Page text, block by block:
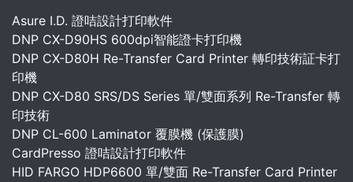
Asure I.D. 證咭設計打印軟件
DNP CX-D90HS 600dpi智能證卡打印機
DNP CX-D80H Re-Transfer Card Printer 轉印技術証卡打
印機
DNP CX-D80 SRS/DS Series 單/雙面系列 Re-Transfer 轉
印技術
DNP CL-600 Laminator 覆膜機 (保護膜)
CardPresso 證咭設計打印軟件
HID FARGO HDP6600 單/雙面 Re-Transfer Card Printer